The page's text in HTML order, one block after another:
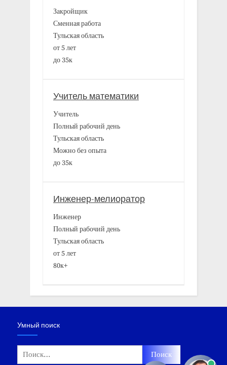
Закройщик
Сменная работа
Тульская область
от 5 лет
до 35к
Учитель математики
Учитель
Полный рабочий день
Тульская область
Можно без опыта
до 35к
Инженер-мелиоратор
Инженер
Полный рабочий день
Тульская область
от 5 лет
80к+
Умный поиск
Найти: